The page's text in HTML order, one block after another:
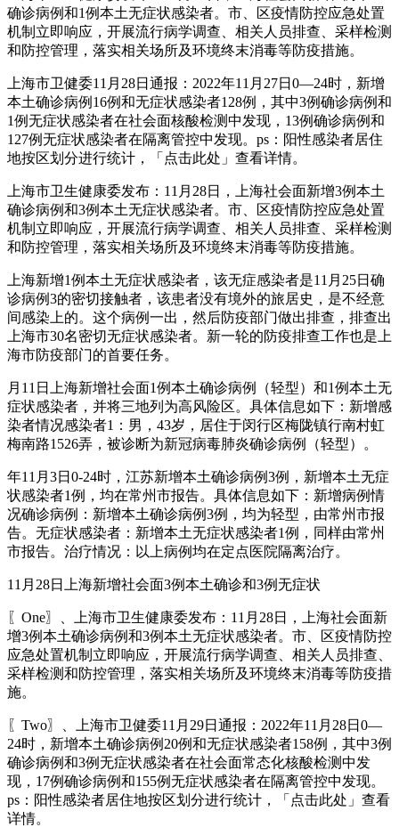
确诊病例和1例本土无症状感染者。市、区疫情防控应急处置
机制立即响应，开展流行病学调查、相关人员排查、采样检测
和防控管理，落实相关场所及环境终末消毒等防疫措施。
上海市卫健委11月28日通报：2022年11月27日0—24时，新增
本土确诊病例16例和无症状感染者128例，其中3例确诊病例和
1例无症状感染者在社会面核酸检测中发现，13例确诊病例和
127例无症状感染者在隔离管控中发现。ps：阳性感染者居住
地按区划分进行统计，「点击此处」查看详情。
上海市卫生健康委发布：11月28日，上海社会面新增3例本土
确诊病例和3例本土无症状感染者。市、区疫情防控应急处置
机制立即响应，开展流行病学调查、相关人员排查、采样检测
和防控管理，落实相关场所及环境终末消毒等防疫措施。
上海新增1例本土无症状感染者，该无症感染者是11月25日确
诊病例3的密切接触者，该患者没有境外的旅居史，是不经意
间感染上的。这个病例一出，然后防疫部门做出排查，排查出
上海市30名密切无症状感染者。新一轮的防疫排查工作也是上
海市防疫部门的首要任务。
月11日上海新增社会面1例本土确诊病例（轻型）和1例本土无
症状感染者，并将三地列为高风险区。具体信息如下：新增感
染者情况感染者1：男，43岁，居住于闵行区梅陇镇行南村虹
梅南路1526弄，被诊断为新冠病毒肺炎确诊病例（轻型）。
年11月3日0-24时，江苏新增本土确诊病例3例，新增本土无症
状感染者1例，均在常州市报告。具体信息如下：新增病例情
况确诊病例：新增本土确诊病例3例，均为轻型，由常州市报
告。无症状感染者：新增本土无症状感染者1例，同样由常州
市报告。治疗情况：以上病例均在定点医院隔离治疗。
11月28日上海新增社会面3例本土确诊和3例无症状
〖One〗、上海市卫生健康委发布：11月28日，上海社会面新
增3例本土确诊病例和3例本土无症状感染者。市、区疫情防控
应急处置机制立即响应，开展流行病学调查、相关人员排查、
采样检测和防控管理，落实相关场所及环境终末消毒等防疫措
施。
〖Two〗、上海市卫健委11月29日通报：2022年11月28日0—
24时，新增本土确诊病例20例和无症状感染者158例，其中3例
确诊病例和3例无症状感染者在社会面常态化核酸检测中发
现，17例确诊病例和155例无症状感染者在隔离管控中发现。
ps：阳性感染者居住地按区划分进行统计，「点击此处」查看
详情。